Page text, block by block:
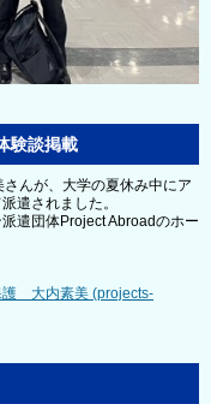
験談掲載
んが、大学の夏休み中にア
遣されました。
遣団体Project Abroadのホー
護 大内素美 (projects-